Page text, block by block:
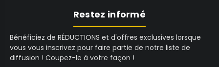
Restez informé
Bénéficiez de RÉDUCTIONS et d'offres exclusives lorsque
vous vous inscrivez pour faire partie de notre liste de
diffusion ! Coupez-le à votre façon !